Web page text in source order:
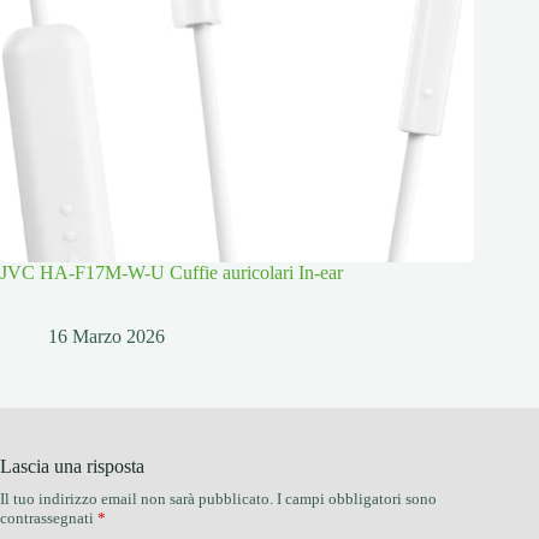
JVC HA-F17M-W-U Cuffie auricolari In-ear
16 Marzo 2026
Lascia una risposta
Il tuo indirizzo email non sarà pubblicato. I campi obbligatori sono
contrassegnati *